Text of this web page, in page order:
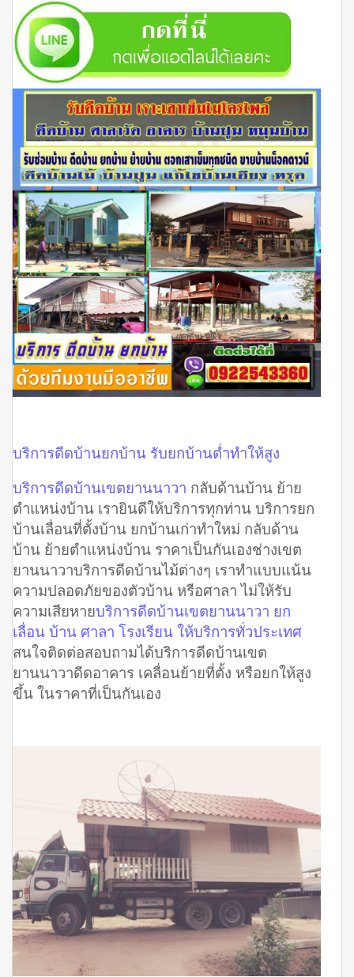
บริการดีดบ้านยกบ้าน รับยกบ้านต่ำทำให้สูง
บริการดีดบ้านเขตยานนาวา กลับด้านบ้าน ย้าย
ตำแหน่งบ้าน เรายินดีให้บริการทุกท่าน บริการยก
บ้านเลื่อนที่ตั้งบ้าน ยกบ้านเก่าทำใหม่ กลับด้าน
บ้าน ย้ายตำแหน่งบ้าน ราคาเป็นกันเองช่างเขต
ยานนาวาบริการดีดบ้านไม้ต่างๆ เราทำแบบแน้น
ความปลอดภัยของตัวบ้าน หรือศาลา ไม่ให้รับ
ความเสียหายบริการดีดบ้านเขตยานนาวา ยก
เลื่อน บ้าน ศาลา โรงเรียน ให้บริการทั่วประเทศ
สนใจติดต่อสอบถามได้บริการดีดบ้านเขต
ยานนาวาดีดอาคาร เคลื่อนย้ายที่ตั้ง หรือยกให้สูง
ขึ้น ในราคาที่เป็นกันเอง